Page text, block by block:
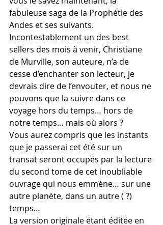
fabuleuse saga de la Prophétie des
Andes et ses suivants.
Incontestablement un des best
sellers des mois à venir, Christiane
de Murville, son auteure, n’a de
cesse d’enchanter son lecteur, je
devrais dire de l’envouter, et nous ne
pouvons que la suivre dans ce
voyage hors du temps… hors de
notre temps… mais où alors ?
Vous aurez compris que les instants
que je passerai cet été sur un
transat seront occupés par la lecture
du second tome de cet inoubliable
ouvrage qui nous emmène… sur une
autre planète, dans un autre ( ?)
temps…
La version originale étant éditée en